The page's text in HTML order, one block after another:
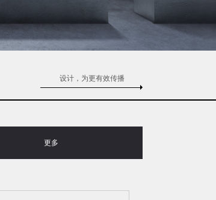
设计，为更有效传播
更多